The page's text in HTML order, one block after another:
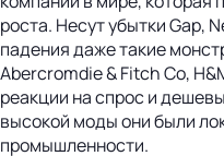
роста. Несут убытки Gap,
падения даже такие
Abercromdie & Fitch Co,
реакции на спрос и
высокой моды они были
промышленности.